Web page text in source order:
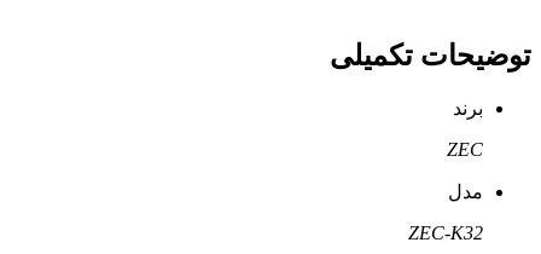
توضیحات تکمیلی
برند
ZEC
مدل
ZEC-K32